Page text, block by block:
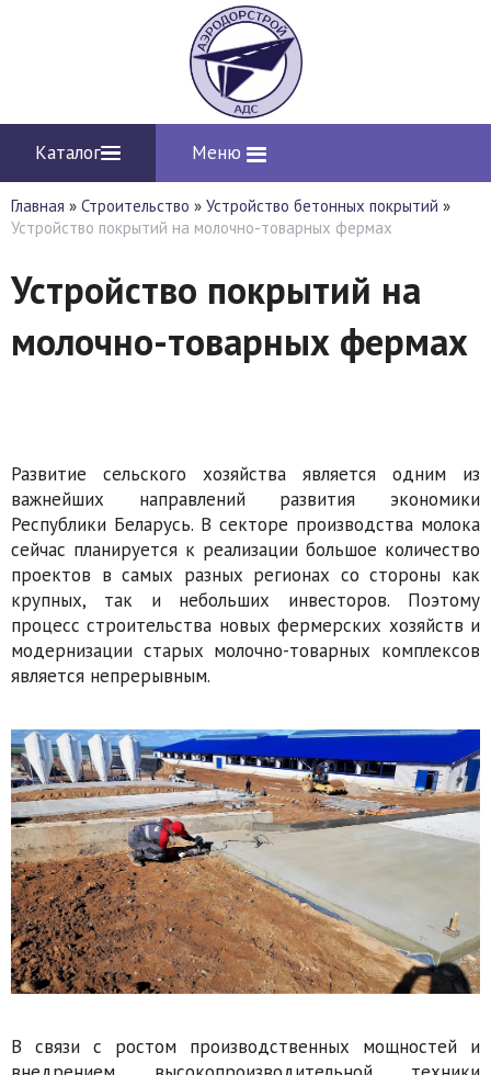
Каталог Меню
Главная » Строительство » Устройство бетонных покрытий »
Устройство покрытий на молочно-товарных фермах
Устройство покрытий на
молочно-товарных фермах
Развитие сельского хозяйства является одним из
важнейших направлений развития экономики
Республики Беларусь. В секторе производства молока
сейчас планируется к реализации большое количество
проектов в самых разных регионах со стороны как
крупных, так и небольших инвесторов. Поэтому
процесс строительства новых фермерских хозяйств и
модернизации старых молочно-товарных комплексов
является непрерывным.
В связи с ростом производственных мощностей и